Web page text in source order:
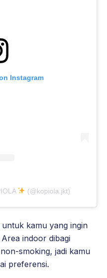
Instagram
(@kopiola.jkt)
kamu yang ingin
indoor dibagi
smoking, jadi kamu
preferensi.